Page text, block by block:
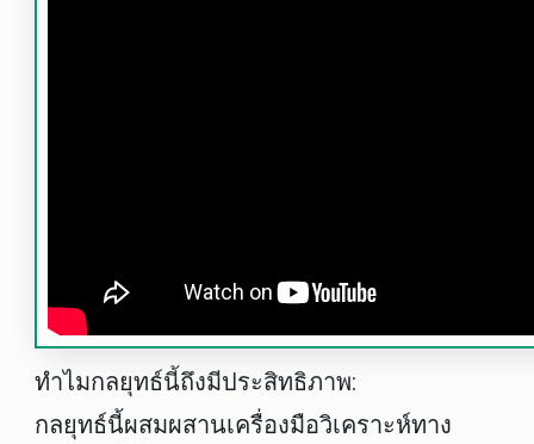
ทำไมกลยุทธ์นี้ถึงมีประสิทธิภาพ:
กลยุทธ์นี้ผสมผสานเครื่องมือวิเคราะห์ทาง